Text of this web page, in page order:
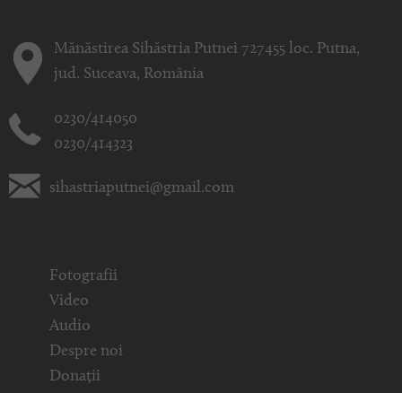
Mănăstirea Sihăstria Putnei 727455 loc. Putna,
jud. Suceava, România
0230/414050
0230/414323
sihastriaputnei@gmail.com
Fotografii
Video
Audio
Despre noi
Donații